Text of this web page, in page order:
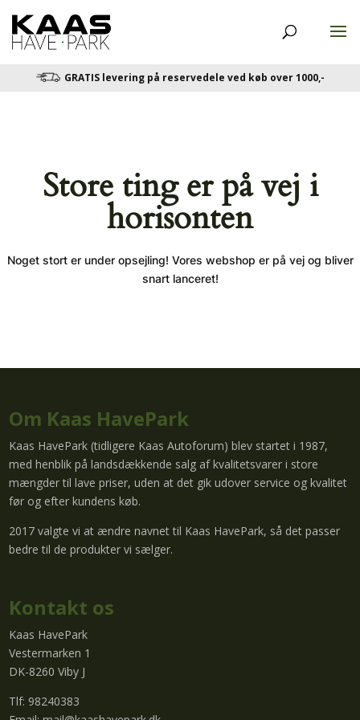
GRATIS levering på reservedele ved køb over 1000,-
Store ting er på vej i
horisonten
Noget stort er under opsejling! Vores webshop er på vej og bliver
snart lanceret!
Om Kaas HavePark
Kaas HavePark (tidligere Kaas Autoforum) blev startet i 1987,
med henblik på landsdækkende salg af kvalitetsvarer i store
mængder til lave priser, uden at det gik udover service og kvalitet
før og efter kundens køb.
2017 valgte vi at ændre navnet til Kaas HavePark, så det passer
bedre til de produkter vi sælger.
Kontakt os
Kaas HavePark
Vestermarken 1
DK-8260 Viby J
Tlf: 98240383